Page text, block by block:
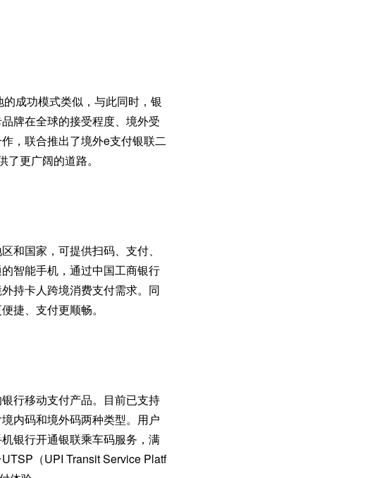
成功模式类似，与此同时，银
牌在全球的接受程度、境外受
，联合推出了境外e支付银联二
更广阔的道路。
和国家，可提供扫码、支付、
智能手机，通过中国工商银行
持卡人跨境消费支付需求。同
捷、支付更顺畅。
行移动支付产品。目前已支持
内码和境外码两种类型。用户
银行开通银联乘车码服务，满
（UPI Transit Service Platf